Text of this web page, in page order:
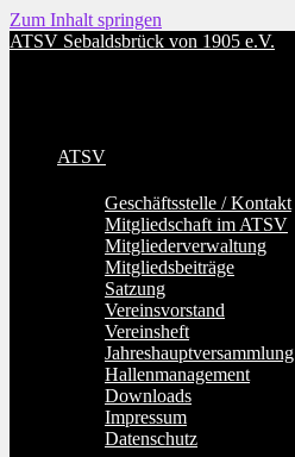
Zum Inhalt springen
ATSV Sebaldsbrück von 1905 e.V.
ATSV
Geschäftsstelle / Kontakt
Mitgliedschaft im ATSV
Mitgliederverwaltung
Mitgliedsbeiträge
Satzung
Vereinsvorstand
Vereinsheft
Jahreshauptversammlung
Hallenmanagement
Downloads
Impressum
Datenschutz